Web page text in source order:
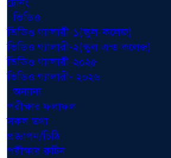
ভিডিও
ভিডিও গ্যালারী-১(স্কুল-কলেজ)
ভিডিও গ্যালারী-২(স্কুল এন্ড কলেজ)
ভিডিও গ্যালারী-২০২৫
ভিডিও গ্যালারী- ২০২৬
অন্যান্য
পরীক্ষার ফলাফল
সকল তথ্য
প্রজ্ঞাপন/চিঠি
পরীক্ষার রুটিন